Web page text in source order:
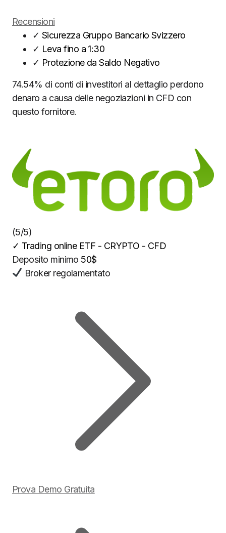
Recensioni
✓ Sicurezza Gruppo Bancario Svizzero
✓ Leva fino a 1:30
✓ Protezione da Saldo Negativo
74.54% di conti di investitori al dettaglio perdono
denaro a causa delle negoziazioni in CFD con
questo fornitore.
(5/5)
✓ Trading online ETF - CRYPTO - CFD
Deposito minimo 50$
Broker regolamentato
Prova Demo Gratuita